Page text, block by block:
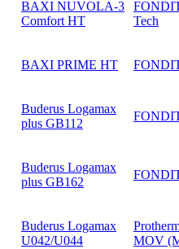
BAXI NUVOLA-3
Comfort HT
Tech
BAXI PRIME HT
Buderus Logamax
plus GB112
Buderus Logamax
plus GB162
Buderus Logamax
U042/U044
MOV